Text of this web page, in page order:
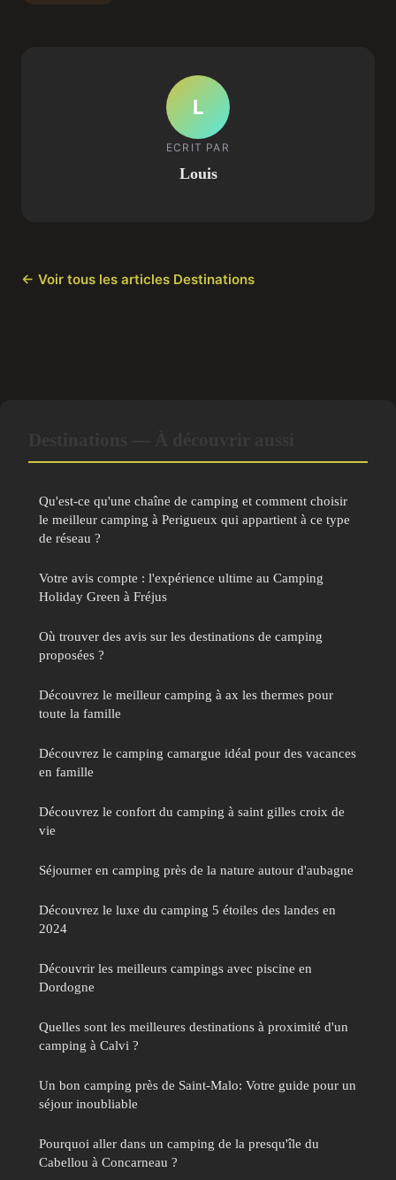
L
ECRIT PAR
Louis
← Voir tous les articles Destinations
Qu'est-ce qu'une chaîne de camping et comment choisir
le meilleur camping à Perigueux qui appartient à ce type
de réseau ?
Votre avis compte : l'expérience ultime au Camping
Holiday Green à Fréjus
Où trouver des avis sur les destinations de camping
proposées ?
Découvrez le meilleur camping à ax les thermes pour
toute la famille
Découvrez le camping camargue idéal pour des vacances
en famille
Découvrez le confort du camping à saint gilles croix de
vie
Séjourner en camping près de la nature autour d'aubagne
Découvrez le luxe du camping 5 étoiles des landes en
2024
Découvrir les meilleurs campings avec piscine en
Dordogne
Quelles sont les meilleures destinations à proximité d'un
camping à Calvi ?
Un bon camping près de Saint-Malo: Votre guide pour un
séjour inoubliable
Pourquoi aller dans un camping de la presqu'île du
Cabellou à Concarneau ?